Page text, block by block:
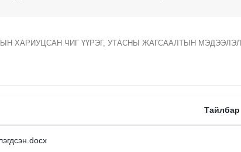
ХАРИУЦСАН ЧИГ ҮҮРЭГ, УТАСНЫ ЖАГСААЛТЫН МЭДЭЭЛЭЛ
Тайлбар